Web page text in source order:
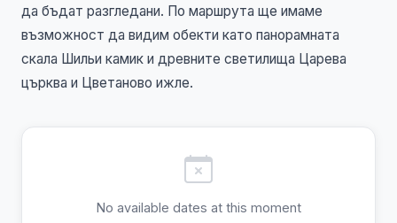
да бъдат разгледани. По маршрута ще имаме
възможност да видим обекти като панорамната
скала Шильи камик и древните светилища Царева
църква и Цветаново ижле.
No available dates at this moment